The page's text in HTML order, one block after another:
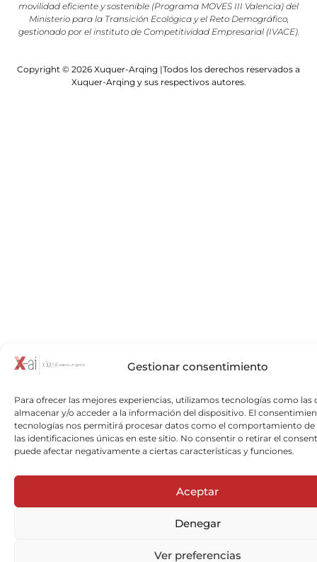
Gestionar consentimiento
Para ofrecer las mejores experiencias, utilizamos tecnologías como las
almacenar y/o acceder a la información del dispositivo. El
tecnologías nos permitirá procesar datos como el comportamiento de
las identificaciones únicas en este sitio. No consentir o retirar el
puede afectar negativamente a ciertas características y funciones.
Aceptar
Denegar
Ver preferencias
movilidad eficiente y sostenible (Programa MOVES III Valencia) del
Ministerio para la Transición Ecológica y el Reto Demográfico,
gestionado por el instituto de Competitividad Empresarial (IVACE).
Copyright © 2026 Xuquer-Arqing |Todos los derechos reservados a
Xuquer-Arqing y sus respectivos autores.